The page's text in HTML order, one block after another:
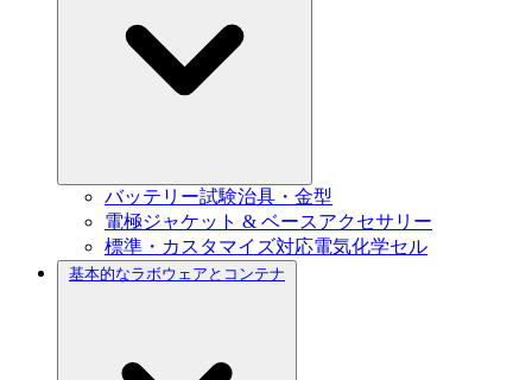
バッテリー試験治具・金型
電極ジャケット & ベースアクセサリー
標準・カスタマイズ対応電気化学セル
基本的なラボウェアとコンテナ